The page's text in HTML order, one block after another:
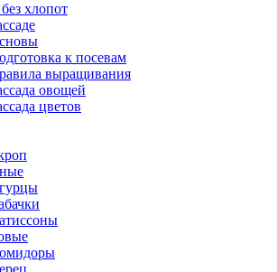
хлопот
к посевам
выращивания
овощей
цветов